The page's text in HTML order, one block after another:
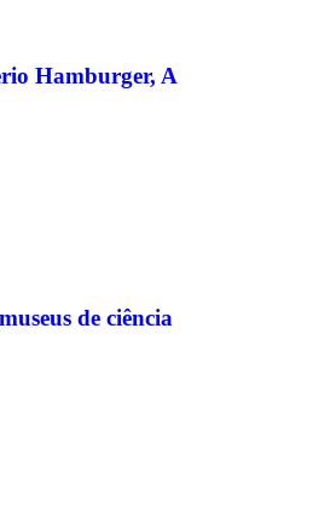
Hamburger, A
de ciência